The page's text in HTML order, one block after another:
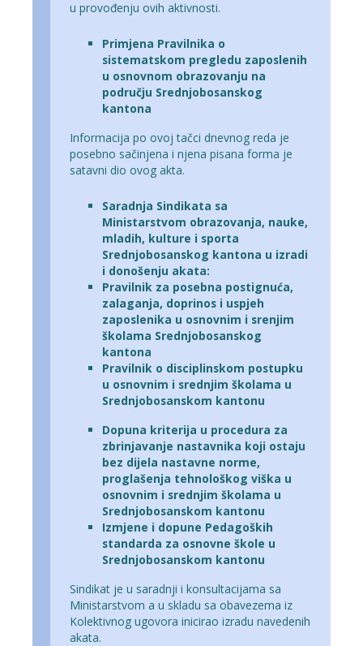
u provođenju ovih aktivnosti.
Primjena Pravilnika o
sistematskom pregledu zaposlenih
u osnovnom obrazovanju na
području Srednjobosanskog
kantona
Informacija po ovoj tačci dnevnog reda je
posebno sačinjena i njena pisana forma je
satavni dio ovog akta.
Saradnja Sindikata sa
Ministarstvom obrazovanja, nauke,
mladih, kulture i sporta
Srednjobosanskog kantona u izradi
i donošenju akata:
Pravilnik za posebna postignuća,
zalaganja, doprinos i uspjeh
zaposlenika u osnovnim i srenjim
školama Srednjobosanskog
kantona
Pravilnik o disciplinskom postupku
u osnovnim i srednjim školama u
Srednjobosanskom kantonu
Dopuna kriterija u procedura za
zbrinjavanje nastavnika koji ostaju
bez dijela nastavne norme,
proglašenja tehnološkog viška u
osnovnim i srednjim školama u
Srednjobosanskom kantonu
Izmjene i dopune Pedagoških
standarda za osnovne škole u
Srednjobosanskom kantonu
Sindikat je u saradnji i konsultacijama sa
Ministarstvom a u skladu sa obavezema iz
Kolektivnog ugovora inicirao izradu navedenih
akata.